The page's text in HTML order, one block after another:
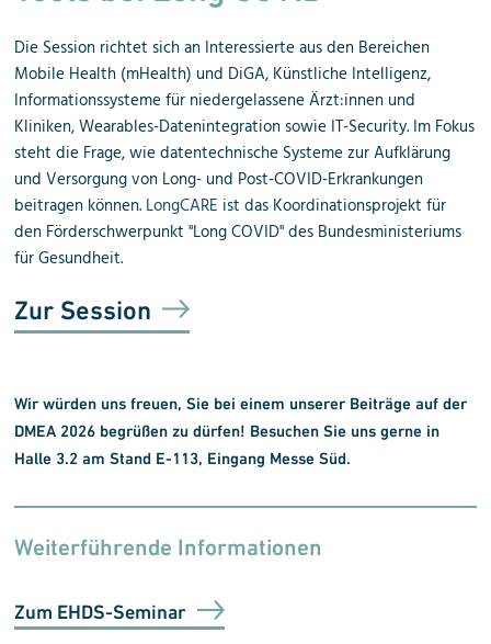
Die Session richtet sich an Interessierte aus den Bereichen
Mobile Health (mHealth) und DiGA, Künstliche Intelligenz,
Informationssysteme für niedergelassene Ärzt:innen und
Kliniken, Wearables-Datenintegration sowie IT-Security. Im Fokus
steht die Frage, wie datentechnische Systeme zur Aufklärung
und Versorgung von Long- und Post-COVID-Erkrankungen
beitragen können. LongCARE ist das Koordinationsprojekt für
den Förderschwerpunkt "Long COVID" des Bundesministeriums
für Gesundheit.
Zur Session
Wir würden uns freuen, Sie bei einem unserer Beiträge auf der
DMEA 2026 begrüßen zu dürfen! Besuchen Sie uns gerne in
Halle 3.2 am Stand E-113, Eingang Messe Süd.
Weiterführende Informationen
Zum EHDS-Seminar